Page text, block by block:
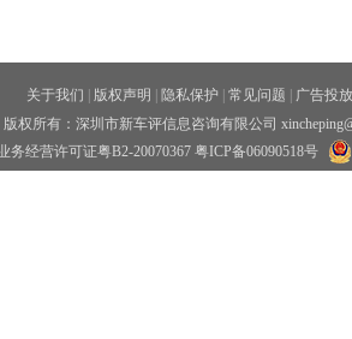
关于我们 版权声明 隐私保护 常见问题
广告投放
版权所有：深圳市新车评信息咨询有限公司
务经营许可证粤B2-20070367 粤ICP备06090518号